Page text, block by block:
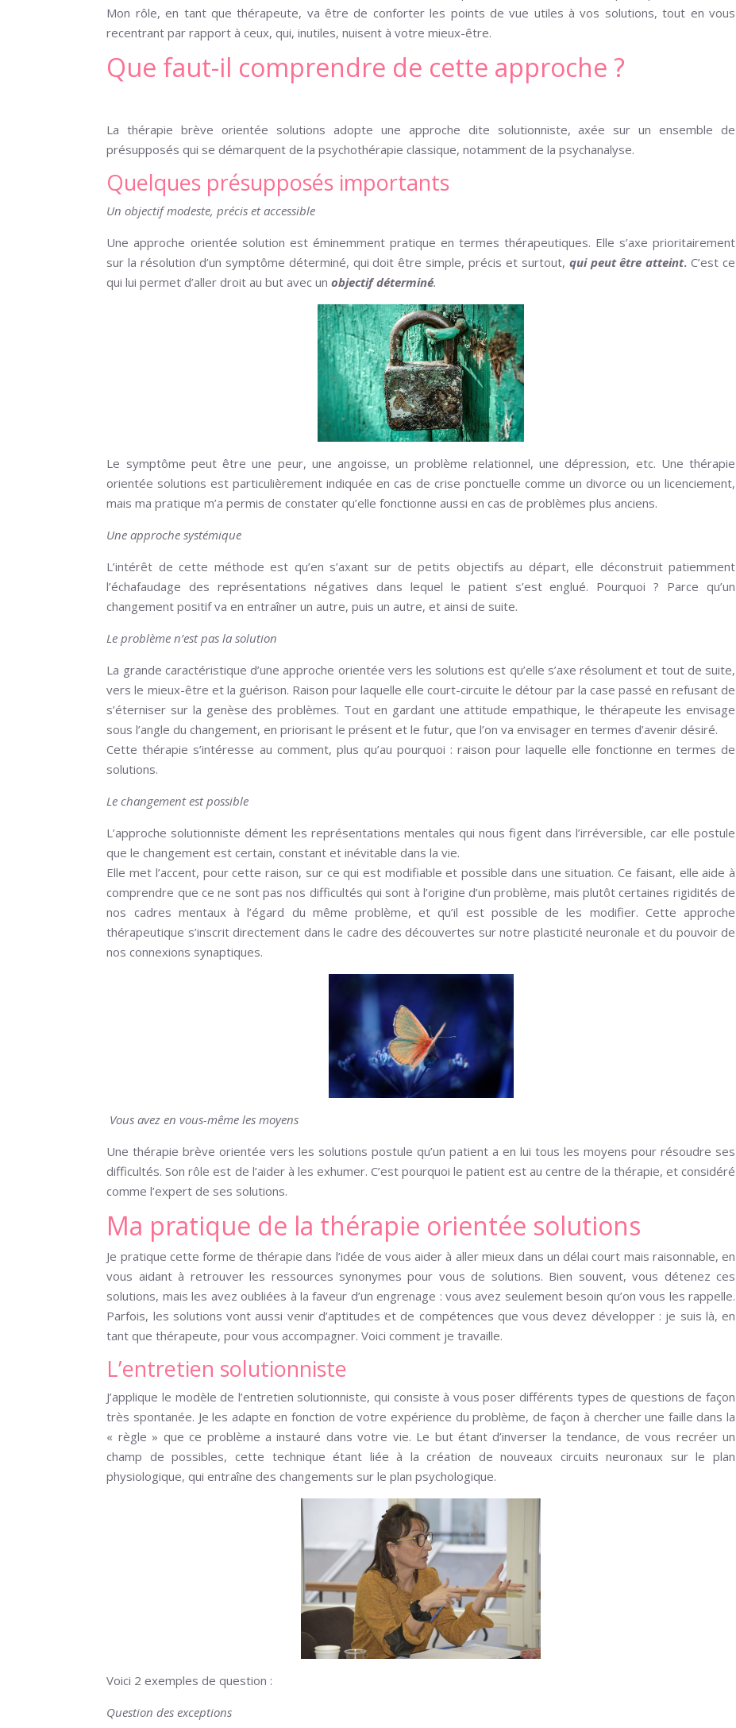
Mon rôle, en tant que thérapeute, va être de conforter les points de vue utiles à vos solutions, tout en vous
recentrant par rapport à ceux, qui, inutiles, nuisent à votre mieux-être.
Que faut-il comprendre de cette approche ?
La thérapie brève orientée solutions adopte une approche dite solutionniste, axée sur un ensemble de
présupposés qui se démarquent de la psychothérapie classique, notamment de la psychanalyse.
Quelques présupposés importants
Un objectif modeste, précis et accessible
Une approche orientée solution est éminemment pratique en termes thérapeutiques. Elle s’axe prioritairement
sur la résolution d’un symptôme déterminé, qui doit être simple, précis et surtout, qui peut être atteint. C’est ce
qui lui permet d’aller droit au but avec unobjectif déterminé.
Le symptôme peut être une peur, une angoisse, un problème relationnel, une dépression, etc. Une thérapie
orientée solutions est particulièrement indiquée en cas de crise ponctuelle comme un divorce ou un licenciement,
mais ma pratique m’a permis de constater qu’elle fonctionne aussi en cas de problèmes plus anciens.
Une approche systémique
L’intérêt de cette méthode est qu’en s’axant sur de petits objectifs au départ, elle déconstruit patiemment
l’échafaudage des représentations négatives dans lequel le patient s’est englué. Pourquoi ? Parce qu’un
changement positif va en entraîner un autre, puis un autre, et ainsi de suite.
Le problème n’est pas la solution
La grande caractéristique d’une approche orientée vers les solutions est qu’elle s’axe résolument et tout de suite,
vers le mieux-être et la guérison. Raison pour laquelle elle court-circuite le détour par la case passé en refusant de
s’éterniser sur la genèse des problèmes. Tout en gardant une attitude empathique, le thérapeute les envisage
sous l’angle du changement, en priorisant le présent et le futur, que l’on va envisager en termes d’avenir désiré.
Cette thérapie s’intéresse au comment, plus qu’au pourquoi : raison pour laquelle elle fonctionne en termes de
solutions.
Le changement est possible
L’approche solutionniste dément les représentations mentales qui nous figent dans l’irréversible, car elle postule
que le changement est certain, constant et inévitable dans la vie.
Elle met l’accent, pour cette raison, sur ce qui est modifiable et possible dans une situation. Ce faisant, elle aide à
comprendre que ce ne sont pas nos difficultés qui sont à l’origine d’un problème, mais plutôt certaines rigidités de
nos cadres mentaux à l’égard du même problème, et qu’il est possible de les modifier. Cette approche
thérapeutique s’inscrit directement dans le cadre des découvertes sur notre plasticité neuronale et du pouvoir de
nos connexions synaptiques.
Vous avez en vous-même les moyens
Une thérapie brève orientée vers les solutions postule qu’un patient a en lui tous les moyens pour résoudre ses
difficultés. Son rôle est de l’aider à les exhumer. C’est pourquoi le patient est au centre de la thérapie, et considéré
comme l’expert de ses solutions.
Ma pratique de la thérapie orientée solutions
Je pratique cette forme de thérapie dans l’idée de vous aider à aller mieux dans un délai court mais raisonnable, en
vous aidant à retrouver les ressources synonymes pour vous de solutions. Bien souvent, vous détenez ces
solutions, mais les avez oubliées à la faveur d’un engrenage : vous avez seulement besoin qu’on vous les rappelle.
Parfois, les solutions vont aussi venir d’aptitudes et de compétences que vous devez développer : je suis là, en
tant que thérapeute, pour vous accompagner. Voici comment je travaille.
L’entretien solutionniste
J’applique le modèle de l’entretien solutionniste, qui consiste à vous poser différents types de questions de façon
très spontanée. Je les adapte en fonction de votre expérience du problème, de façon à chercher une faille dans la
« règle » que ce problème a instauré dans votre vie. Le but étant d’inverser la tendance, de vous recréer un
champ de possibles, cette technique étant liée à la création de nouveaux circuits neuronaux sur le plan
physiologique, qui entraîne des changements sur le plan psychologique.
Voici 2 exemples de question :
Question des exceptions